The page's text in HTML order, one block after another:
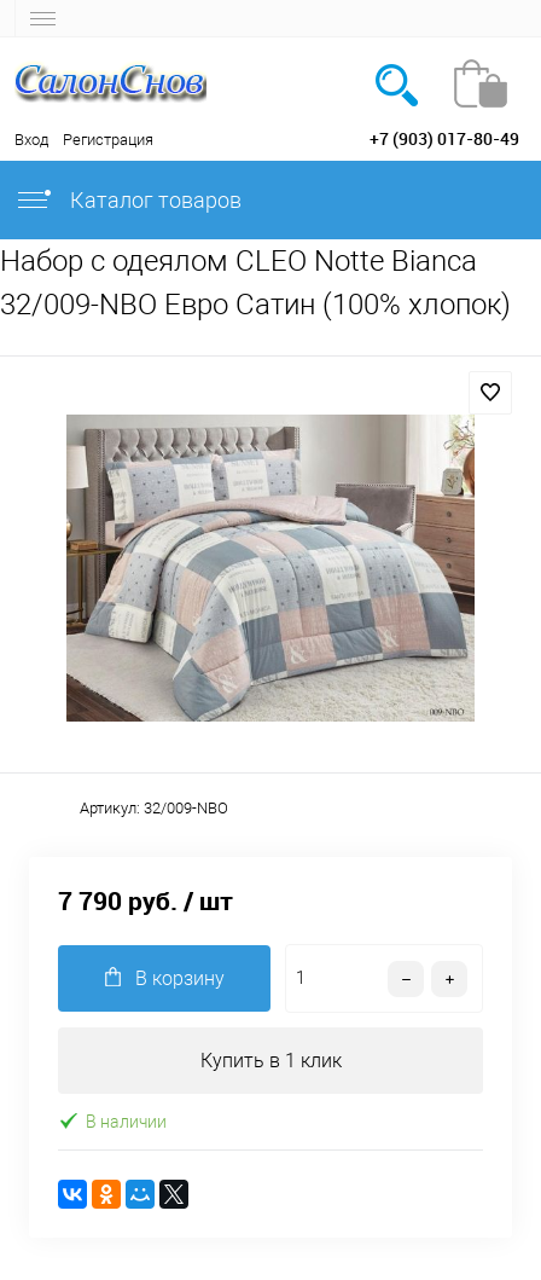
Вход Регистрация +7 (903) 017-80-49
Каталог товаров
Набор с одеялом CLEO Notte Bianca
32/009-NBO Евро Сатин (100% хлопок)
Артикул: 32/009-NBO
7 790 руб. / шт
В корзину
Купить в 1 клик
В наличии